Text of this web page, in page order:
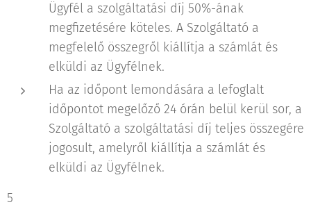
Ügyfél a szolgáltatási díj 50%-ának
megfizetésére köteles. A Szolgáltató a
megfelelő összegről kiállítja a számlát és
elküldi az Ügyfélnek.
Ha az időpont lemondására a lefoglalt
időpontot megelőző 24 órán belül kerül sor, a
Szolgáltató a szolgáltatási díj teljes összegére
jogosult, amelyről kiállítja a számlát és
elküldi az Ügyfélnek.
5